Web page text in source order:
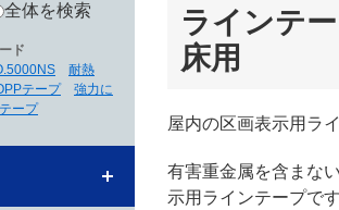
全体を検索
ド
耐熱
テープ
強力に
ープ
ラインテ
床用
屋内の区画表示用ラ
有害重金属を含まな
示用ラインテープで